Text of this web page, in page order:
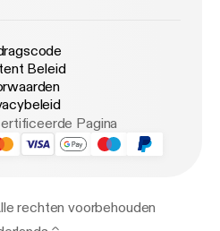
Beleid
Pagina
rechten voorbehouden